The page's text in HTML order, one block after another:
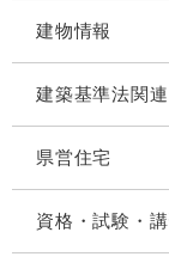
建物情報
建築基準法関連
県営住宅
資格・試験・